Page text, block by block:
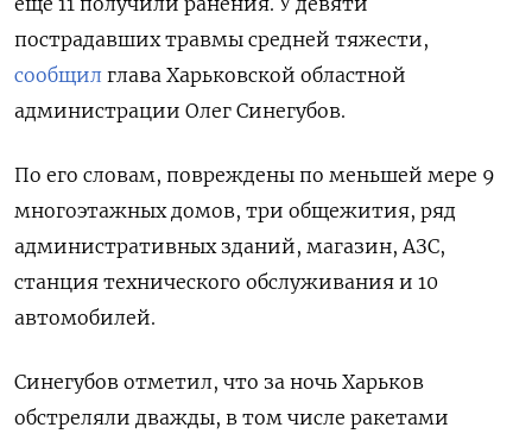
пострадавших травмы средней тяжести,
сообщил глава Харьковской областной
администрации Олег Синегубов.
По его словам, повреждены по меньшей мере 9
многоэтажных домов, три общежития, ряд
административных зданий, магазин, АЗС,
станция технического обслуживания и 10
автомобилей.
Синегубов отметил, что за ночь Харьков
обстреляли дважды, в том числе ракетами